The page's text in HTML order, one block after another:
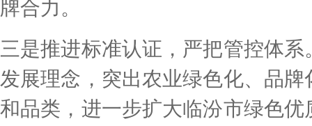
牌合力。
三是推进标准认证，严把管控体
发展理念，突出农业绿色化、品
和品类，进一步扩大临汾市绿色